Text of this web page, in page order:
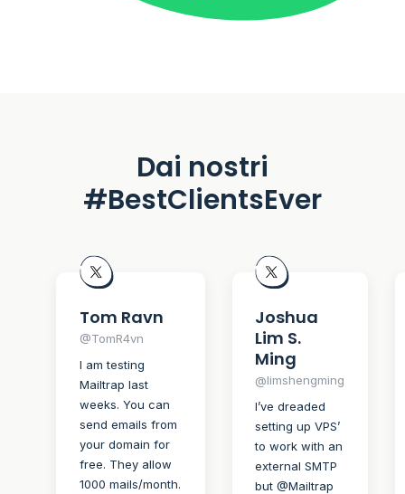
Dai nostri
#BestClientsEver
Tom Ravn
@TomR4vn
I am testing
Mailtrap last
weeks. You can
send emails from
your domain for
free. They allow
1000 mails/month.
Joshua
Lim S.
Ming
@limshengming
I’ve dreaded
setting up VPS’
to work with an
external SMTP
but @Mailtrap